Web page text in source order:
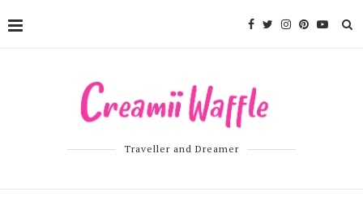
Traveller and Dreamer